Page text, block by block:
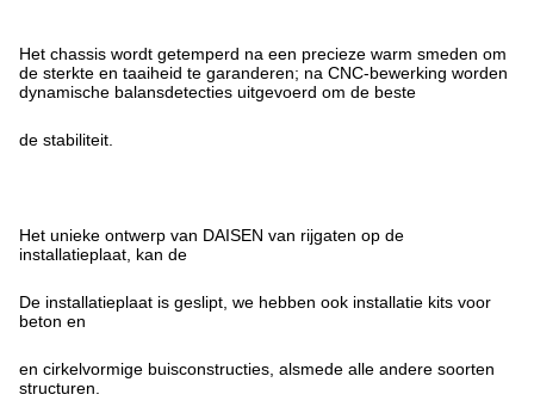
Het chassis wordt getemperd na een precieze warm smeden om
de sterkte en taaiheid te garanderen; na CNC-bewerking worden
dynamische balansdetecties uitgevoerd om de beste
de stabiliteit.
Het unieke ontwerp van DAISEN van rijgaten op de
installatieplaat, kan de
De installatieplaat is geslipt, we hebben ook installatie kits voor
beton en
en cirkelvormige buisconstructies, alsmede alle andere soorten
structuren.